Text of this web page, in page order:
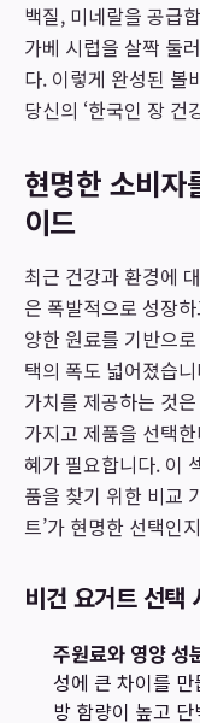
백질, 미네랄을 공급
가베 시럽을 살짝 둘
다. 이렇게 완성된 볼
당신의 ‘한국인 장 건
현명한 소비자
이드
최근 건강과 환경에
은 폭발적으로 성장
양한 원료를 기반으
택의 폭도 넓어졌습
가치를 제공하는 것
가지고 제품을 선택
혜가 필요합니다. 이
품을 찾기 위한 비교
트’가 현명한 선택인
비건 요거트 선택
주원료와 영양 성
성에 큰 차이를
방 함량이 높고